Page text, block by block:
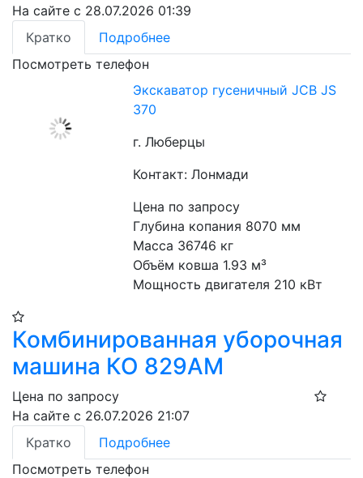
На сайте с 28.07.2026 01:39
Кратко
Подробнее
Посмотреть телефон
Экскаватор гусеничный JCB JS
370
г. Люберцы
Контакт: Лонмади
Цена по запросу
Глубина копания 8070 мм
Масса 36746 кг
Объём ковша 1.93 м³
Мощность двигателя 210 кВт
Комбинированная уборочная
машина КО 829АМ
Цена по запросу
На сайте с 26.07.2026 21:07
Кратко
Подробнее
Посмотреть телефон